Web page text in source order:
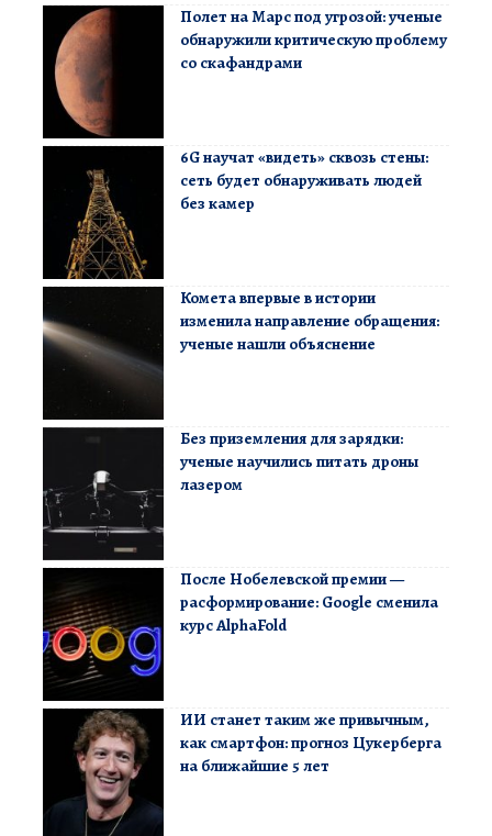
Полет на Марс под угрозой: ученые
обнаружили критическую проблему
со скафандрами
6G научат «видеть» сквозь стены:
сеть будет обнаруживать людей
без камер
Комета впервые в истории
изменила направление обращения:
ученые нашли объяснение
Без приземления для зарядки:
ученые научились питать дроны
лазером
После Нобелевской премии —
расформирование: Google сменила
курс AlphaFold
ИИ станет таким же привычным,
как смартфон: прогноз Цукерберга
на ближайшие 5 лет